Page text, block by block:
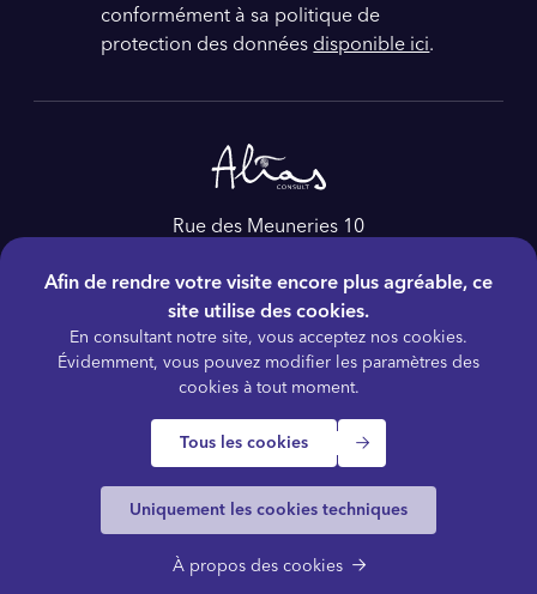
conformément à sa politique de
protection des données disponible ici.
Rue des Meuneries 10
Belgique
Tél :+32 4 228 86 60
E-mail : as@aliasconsult.be
© 2026 ALIAS Consult
Termes et conditions Politique de confidentialité
Gestion des cookies
Plan du site
Vidéos / Ressources
Afin de rendre votre visite encore plus agréable, ce
site utilise des cookies.
En consultant notre site, vous acceptez nos cookies.
Évidemment, vous pouvez modifier les paramètres des
cookies à tout moment.
Tous les cookies
Uniquement les cookies techniques
À propos des cookies